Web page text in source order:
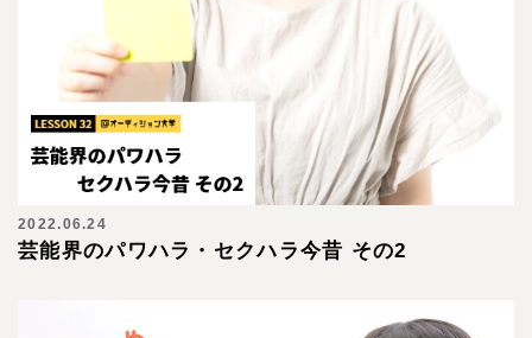
2022.06.24
芸能界のパワハラ・セクハラ今昔 その2